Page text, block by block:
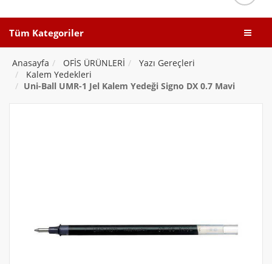
Tüm Kategoriler
Anasayfa OFİS ÜRÜNLERİ
Yazı Gereçleri
Kalem Yedekleri
Uni-Ball UMR-1 Jel Kalem Yedeği Signo DX 0.7 Mavi